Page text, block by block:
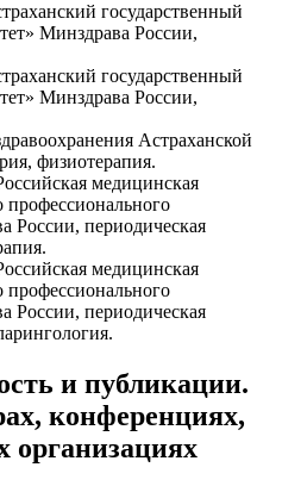
государственный
Минздрава России,
государственный
Минздрава России,
Астраханской
физиотерапия.
медицинская
профессионального
России, периодическая
медицинская
профессионального
России, периодическая
и публикации.
конференциях,
организациях